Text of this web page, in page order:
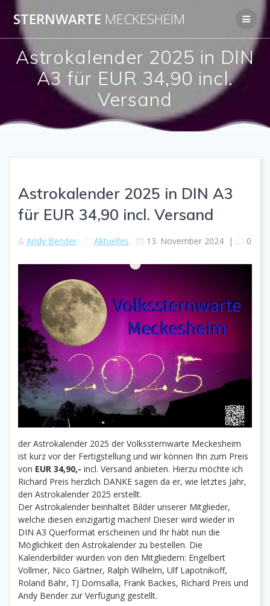
Inhalt
springen
STERNWARTE MECKESHEIM
Astrokalender 2025 in DIN
A3 für EUR 34,90 incl.
Versand
Astrokalender 2025 in DIN A3
für EUR 34,90 incl. Versand
Andy Bender Aktuelles 13. November 2024 | 0
der Astrokalender 2025 der Volkssternwarte Meckesheim
ist kurz vor der Fertigstellung und wir können Ihn zum Preis
von EUR 34,90,- incl. Versand anbieten. Hierzu möchte ich
Richard Preis herzlich DANKE sagen da er, wie letztes Jahr,
den Astrokalender 2025 erstellt.
Der Astrokalender beinhaltet Bilder unserer Mitglieder,
welche diesen einzigartig machen! Dieser wird wieder in
DIN A3 Querformat erscheinen und Ihr habt nun die
Möglichkeit den Astrokalender zu bestellen. Die
Kalenderbilder wurden von den Mitgliedern: Engelbert
Vollmer, Nico Gärtner, Ralph Wilhelm, Ulf Lapotnikoff,
Roland Bähr, TJ Domsalla, Frank Backes, Richard Preis und
Andy Bender zur Verfügung gestellt.